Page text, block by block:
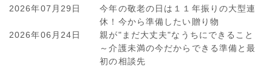
ゲ
シ
2026年07月29日
今年の敬老の日は１１年振りの大型連
休！今から準備したい贈り物
2026年06月24日
親が"まだ大丈夫"なうちにできること
～介護未満の今だからできる準備と最
初の相談先